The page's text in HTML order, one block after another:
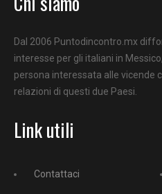
Dal 2006 Puntodincontro.mx
interesse per gli italiani in
persona interessata alle vicende
relazioni di questi due Paesi.
Link utili
Contattaci